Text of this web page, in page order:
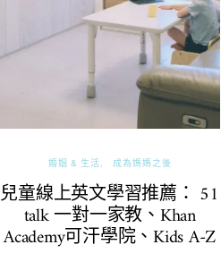
婚姻 & 生活 成為媽媽之後
兒童線上英文學習推薦： 51
talk 一對一家教、Khan
Academy可汗學院、Kids A-Z